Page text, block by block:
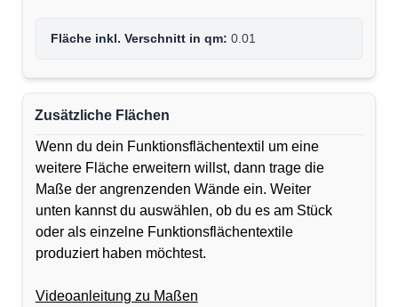
Fläche inkl. Verschnitt in qm: 0.01
Zusätzliche Flächen
Wenn du dein Funktionsflächentextil um eine
weitere Fläche erweitern willst, dann trage die
Maße der angrenzenden Wände ein. Weiter
unten kannst du auswählen, ob du es am Stück
oder als einzelne Funktionsflächentextile
produziert haben möchtest.
Videoanleitung zu Maßen